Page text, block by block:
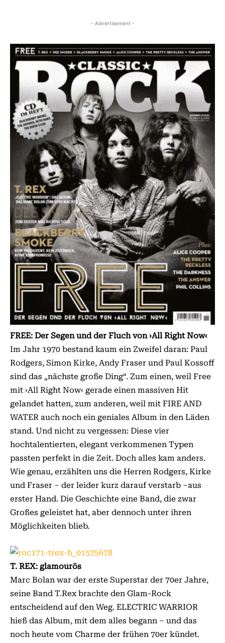
- Advertisement -
FREE: Der Segen und der Fluch von ›All Right Now‹
Im Jahr 1970 bestand kaum ein Zweifel daran: Paul
Rodgers, Simon Kirke, Andy Fraser und Paul Kossoff
sind das „nächste große Ding“. Zum einen, weil Free
mit ›All Right Now‹ gerade einen massiven Hit
gelandet hatten, zum anderen, weil mit FIRE AND
WATER auch noch ein geniales Album in den Läden
stand. Und nicht zu vergessen: Diese vier
hochtalentierten, elegant verkommenen Typen
passten perfekt in die Zeit. Doch alles kam anders.
Wie genau, er­­zählten uns die Herren Rodgers, Kirke
und Fraser – der leider kurz darauf verstarb –aus
erster Hand. Die Geschichte eine Band, die zwar
Großes geleistet hat, aber dennoch unter ihren
Möglichkeiten blieb.
T. REX: glamourös
Marc Bolan war der erste Superstar der 70er Jahre,
seine Band T.Rex brachte den Glam-Rock
entscheidend auf den Weg. ELECTRIC WARRIOR
hieß das Album, mit dem alles begann – und das
noch heute vom Charme der frühen 70er kündet.